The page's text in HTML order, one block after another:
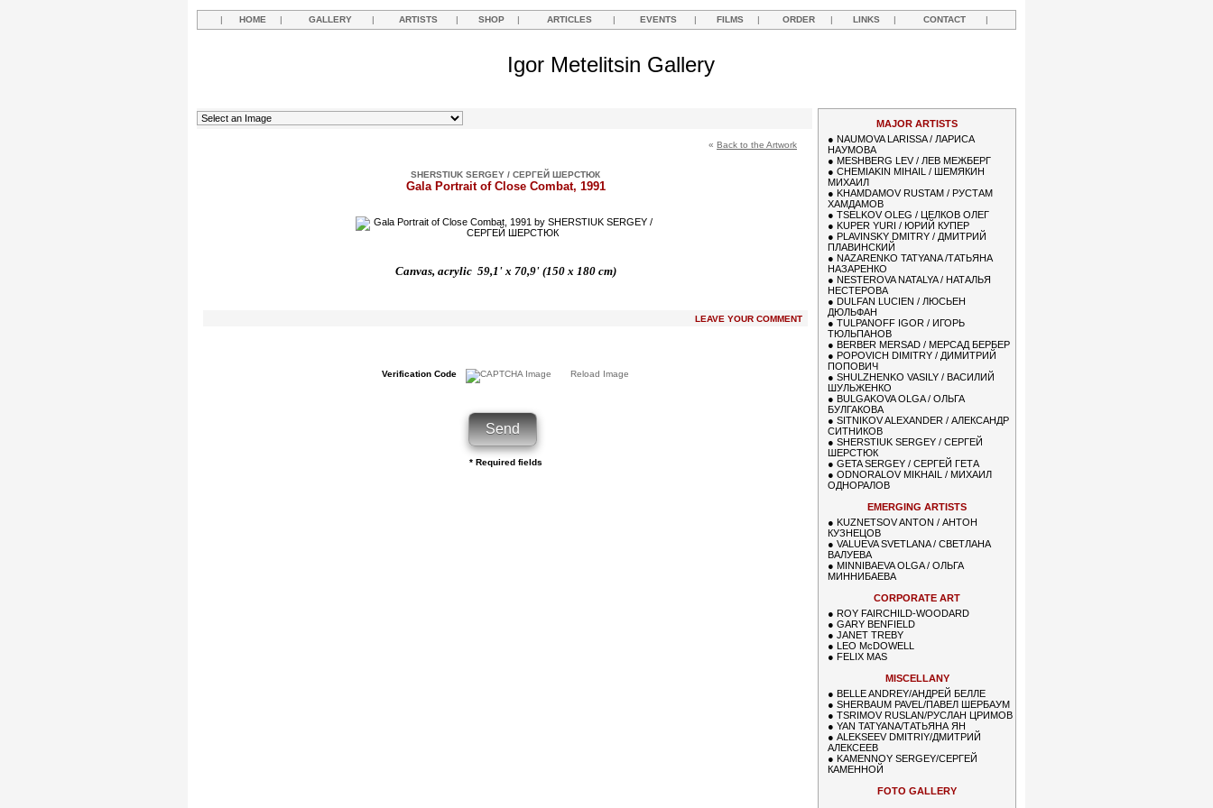
| HOME | GALLERY | ARTISTS | SHOP | ARTICLES | EVENTS | FILMS | ORDER | LINKS | CONTACT |
Igor Metelitsin Gallery
« Back to the Artwork
SHERSTIUK SERGEY / СЕРГЕЙ ШЕРСТЮК
Gala Portrait of Close Combat, 1991
Canvas, acrylic 59,1' x 70,9' (150 x 180 cm)
LEAVE YOUR COMMENT
Verification Code Reload Image
* Required fields
MAJOR ARTISTS
● NAUMOVA LARISSA / ЛАРИСА
НАУМОВА
● MESHBERG LEV / ЛЕВ МЕЖБЕРГ
● CHEMIAKIN MIHAIL / ШЕМЯКИН
МИХАИЛ
● KHAMDAMOV RUSTAM / РУСТАМ
ХАМДАМОВ
● TSELKOV OLEG / ЦЕЛКОВ ОЛЕГ
● KUPER YURI / ЮРИЙ КУПЕР
● PLAVINSKY DMITRY / ДМИТРИЙ
ПЛАВИНСКИЙ
● NAZARENKO TATYANA /ТАТЬЯНА
НАЗАРЕНКО
● NESTEROVA NATALYA / НАТАЛЬЯ
НЕСТЕРОВА
● DULFAN LUCIEN / ЛЮСЬЕН
ДЮЛЬФАН
● TULPANOFF IGOR / ИГОРЬ
ТЮЛЬПАНОВ
● BERBER MERSAD / МЕРСАД БЕРБЕР
● POPOVICH DIMITRY / ДИМИТРИЙ
ПОПОВИЧ
● SHULZHENKO VASILY / ВАСИЛИЙ
ШУЛЬЖЕНКО
● BULGAKOVA OLGA / ОЛЬГА
БУЛГАКОВА
● SITNIKOV ALEXANDER / АЛЕКСАНДР
СИТНИКОВ
● SHERSTIUK SERGEY / СЕРГЕЙ
ШЕРСТЮК
● GETA SERGEY / СЕРГЕЙ ГЕТА
● ODNORALOV MIKHAIL / МИХАИЛ
ОДНОРАЛОВ
EMERGING ARTISTS
● KUZNETSOV ANTON / АНТОН
КУЗНЕЦОВ
● VALUEVA SVETLANA / СВЕТЛАНА
ВАЛУЕВА
● MINNIBAEVA OLGA / ОЛЬГА
МИННИБАЕВА
CORPORATE ART
● ROY FAIRCHILD-WOODARD
● GARY BENFIELD
● JANET TREBY
● LEO McDOWELL
● FELIX MAS
MISCELLANY
● BELLE ANDREY/АНДРЕЙ БЕЛЛЕ
● SHERBAUM PAVEL/ПАВЕЛ ШЕРБАУМ
● TSRIMOV RUSLAN/РУСЛАН ЦРИМОВ
● YAN TATYANA/ТАТЬЯНА ЯН
● ALEKSEEV DMITRIY/ДМИТРИЙ
АЛЕКСЕЕВ
● KAMENNOY SERGEY/СЕРГЕЙ
КАМЕННОЙ
FOTO GALLERY